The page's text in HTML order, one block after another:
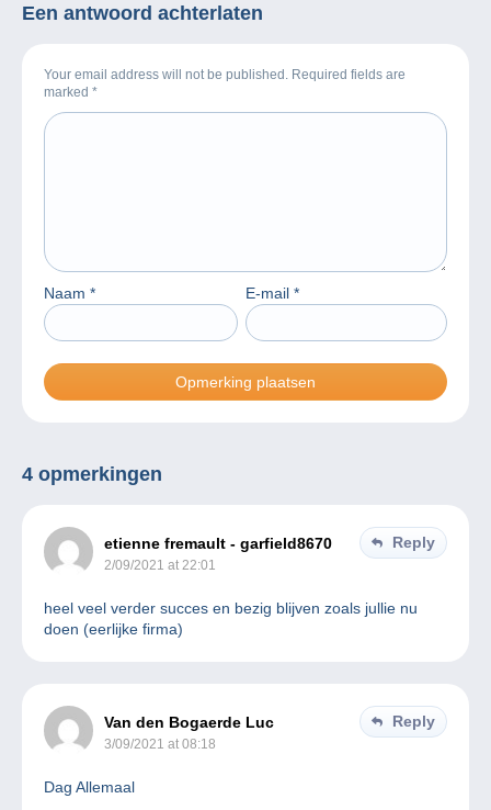
Een antwoord achterlaten
Your email address will not be published. Required fields are
marked *
Naam * E-mail *
4 opmerkingen
etienne fremault - garfield8670
2/09/2021 at 22:01
Reply
heel veel verder succes en bezig blijven zoals jullie nu
doen (eerlijke firma)
Van den Bogaerde Luc
3/09/2021 at 08:18
Reply
Dag Allemaal